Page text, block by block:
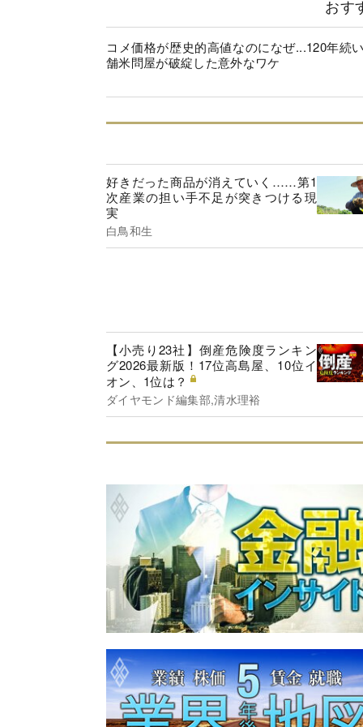
おす
コメ価格が歴史的高値なのになぜ...120年続
舗米問屋が破綻した意外なワケ
好きだった商品が消えていく……第1
次産業の担い手不足が突きつける現
実
白鳥和生
【小売り23社】倒産危険度ランキン
グ2026最新版！17位高島屋、10位イ
オン、1位は？
ダイヤモンド編集部,清水理裕